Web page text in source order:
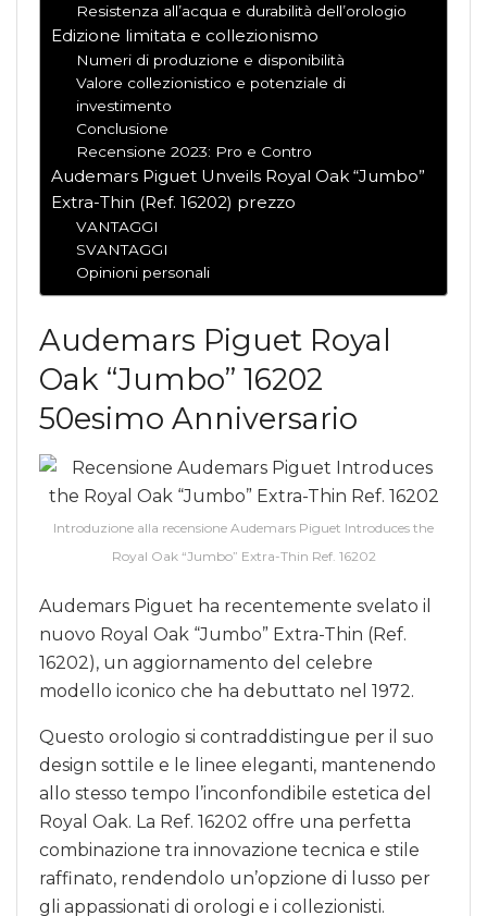
Resistenza all’acqua e durabilità dell’orologio
Edizione limitata e collezionismo
Numeri di produzione e disponibilità
Valore collezionistico e potenziale di
investimento
Conclusione
Recensione 2023: Pro e Contro
Audemars Piguet Unveils Royal Oak “Jumbo”
Extra-Thin (Ref. 16202) prezzo
VANTAGGI
SVANTAGGI
Opinioni personali
Audemars Piguet Royal
Oak “Jumbo” 16202
50esimo Anniversario
Introduzione alla recensione Audemars Piguet Introduces the
Royal Oak “Jumbo” Extra-Thin Ref. 16202
Audemars Piguet ha recentemente svelato il
nuovo Royal Oak “Jumbo” Extra-Thin (Ref.
16202), un aggiornamento del celebre
modello iconico che ha debuttato nel 1972.
Questo orologio si contraddistingue per il suo
design sottile e le linee eleganti, mantenendo
allo stesso tempo l’inconfondibile estetica del
Royal Oak. La Ref. 16202 offre una perfetta
combinazione tra innovazione tecnica e stile
raffinato, rendendolo un’opzione di lusso per
gli appassionati di orologi e i collezionisti.